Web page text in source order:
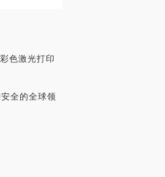
色激光打印
全的全球领